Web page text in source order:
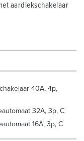
aardlekschakelaar
40A, 4p,
32A, 3p, C
16A, 3p, C